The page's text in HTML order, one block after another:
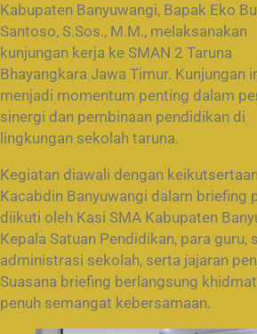
Kabupaten Banyuwangi, Bapak Eko
Santoso, S.Sos., M.M., melaksanakan
kunjungan kerja ke SMAN 2 Taruna
Bhayangkara Jawa Timur. Kunjungan
menjadi momentum penting dalam
sinergi dan pembinaan pendidikan di
lingkungan sekolah taruna.
Kegiatan diawali dengan keikutsertaan
Kacabdin Banyuwangi dalam briefing
diikuti oleh Kasi SMA Kabupaten
Kepala Satuan Pendidikan, para guru,
administrasi sekolah, serta jajaran
Suasana briefing berlangsung
penuh semangat kebersamaan.